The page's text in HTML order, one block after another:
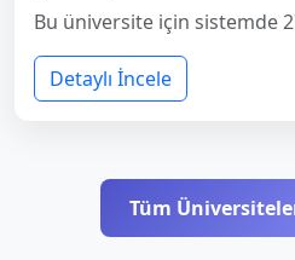
Bu üniversite için sistemde
Detaylı İncele
Tüm